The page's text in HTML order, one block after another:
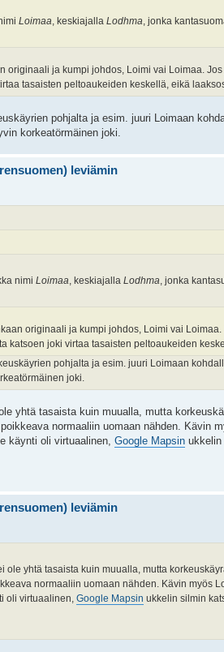
Loimaa, keskiajalla Lodhma, jonka
originaali ja kumpi johdos, Loimi vai Loimaa.
tasaisten peltoaukeiden keskellä, eikä
pohjalta ja esim. juuri Loimaan
korkeatörmäinen joki.
leviämin
nimi Loimaa, keskiajalla Lodhma, jonka
originaali ja kumpi johdos, Loimi vai
katsoen joki virtaa tasaisten peltoaukeiden
pohjalta ja esim. juuri Loimaan
joki.
yhtä tasaista kuin muualla, mutta
normaaliin uomaan nähden.
käynti oli virtuaalinen, Google Mapsin ukkelin
leviämin
yhtä tasaista kuin muualla, mutta
normaaliin uomaan nähden. Kävin myös
oli virtuaalinen, Google Mapsin ukkelin silmin